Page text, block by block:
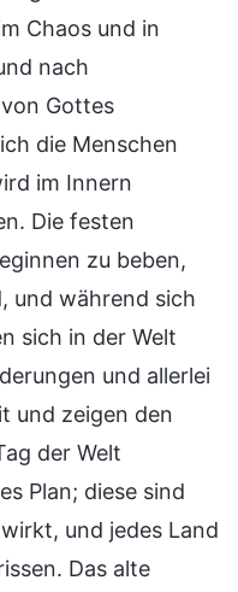
Chaos und in
nach
Gottes
die Menschen
im Innern
Die festen
zu beben,
und während sich
sich in der Welt
und allerlei
und zeigen den
der Welt
Plan; diese sind
und jedes Land
Das alte